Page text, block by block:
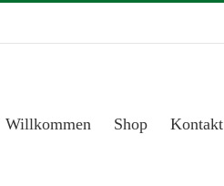
Willkommen Shop Kontakt